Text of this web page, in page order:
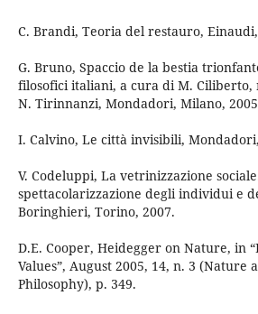
C. Brandi, Teoria del restauro,
G. Bruno, Spaccio de la bestia
filosofici italiani, a cura di M. Ciliberto,
N. Tirinnanzi, Mondadori, Milano,
I. Calvino, Le città invisibili,
V. Codeluppi, La vetrinizzazione
spettacolarizzazione degli individui e
Boringhieri, Torino, 2007.
D.E. Cooper, Heidegger on Nature, in
Values”, August 2005, 14, n. 3 (Nature
Philosophy), p. 349.